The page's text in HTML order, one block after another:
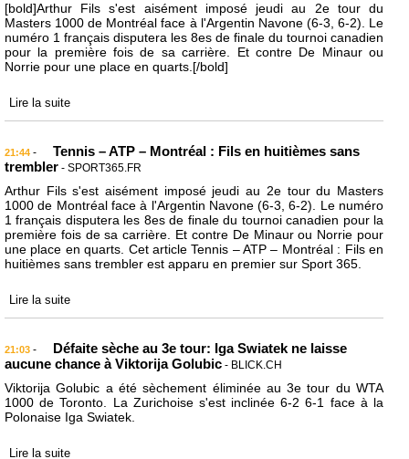
[bold]Arthur Fils s'est aisément imposé jeudi au 2e tour du
Masters 1000 de Montréal face à l'Argentin Navone (6-3, 6-2). Le
numéro 1 français disputera les 8es de finale du tournoi canadien
pour la première fois de sa carrière. Et contre De Minaur ou
Norrie pour une place en quarts.[/bold]
Lire la suite
21:44 -
Tennis – ATP – Montréal : Fils en huitièmes sans
trembler - SPORT365.FR
Arthur Fils s'est aisément imposé jeudi au 2e tour du Masters
1000 de Montréal face à l'Argentin Navone (6-3, 6-2). Le numéro
1 français disputera les 8es de finale du tournoi canadien pour la
première fois de sa carrière. Et contre De Minaur ou Norrie pour
une place en quarts. Cet article Tennis – ATP – Montréal : Fils en
huitièmes sans trembler est apparu en premier sur Sport 365.
Lire la suite
21:03 -
Défaite sèche au 3e tour: Iga Swiatek ne laisse
aucune chance à Viktorija Golubic - BLICK.CH
Viktorija Golubic a été sèchement éliminée au 3e tour du WTA
1000 de Toronto. La Zurichoise s'est inclinée 6-2 6-1 face à la
Polonaise Iga Swiatek.
Lire la suite